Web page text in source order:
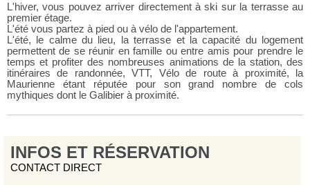
L'hiver, vous pouvez arriver directement à ski sur la terrasse au
premier étage.
L'été vous partez à pied ou à vélo de l'appartement.
L'été, le calme du lieu, la terrasse et la capacité du logement
permettent de se réunir en famille ou entre amis pour prendre le
temps et profiter des nombreuses animations de la station, des
itinéraires de randonnée, VTT, Vélo de route à proximité, la
Maurienne étant réputée pour son grand nombre de cols
mythiques dont le Galibier à proximité.
INFOS ET RÉSERVATION
CONTACT DIRECT